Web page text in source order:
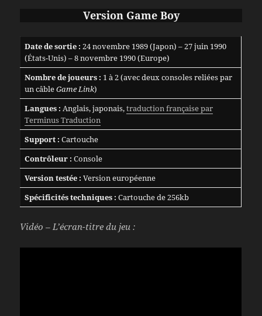
Version Game Boy
Date de sortie : 24 novembre 1989 (Japon) – 27 juin 1990
(États-Unis) – 8 novembre 1990 (Europe)
Nombre de joueurs : 1 à 2 (avec deux consoles reliées par
un câbleGame Link)
Langues : Anglais, japonais,traduction française par
Terminus Traduction
Support : Cartouche
Contrôleur : Console
Version testée : Version européenne
Spécificités techniques : Cartouche de 256kb
Vidéo – L’écran-titre du jeu :